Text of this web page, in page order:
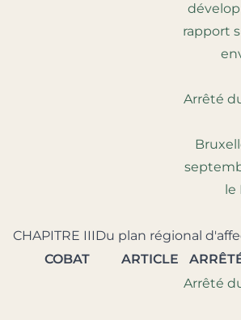
rapport
Arrêté
le
CHAPITRE IIIDu plan régional
COBAT
ARTICLE
Arrêté